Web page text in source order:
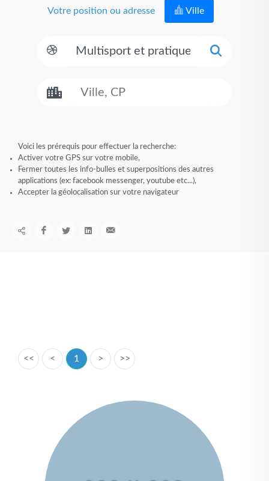
Votre position ou adresse Ville
Voici les prérequis pour effectuer la recherche:
Activer votre GPS sur votre mobile,
Fermer toutes les info-bulles et superpositions des autres
applications (ex: facebook messenger, youtube etc...),
Accepter la géolocalisation sur votre navigateur
<< < 1 > >>